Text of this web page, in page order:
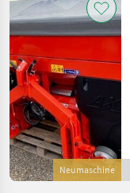
Neumaschine